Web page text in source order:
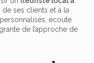
de ses clients et à la
écoute
de l’approche de